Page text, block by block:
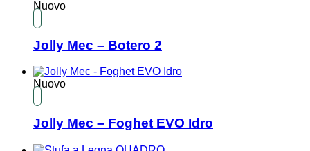
Nuovo
Jolly Mec – Botero 2
Nuovo
Jolly Mec – Foghet EVO Idro